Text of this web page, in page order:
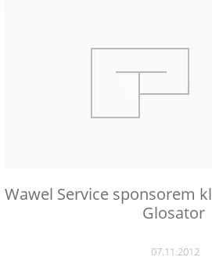
Wawel Service sponsorem
Glosator
07.11.2012